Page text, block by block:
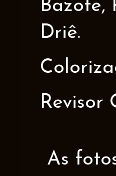
Bazote,
Driê.
Revisor
As